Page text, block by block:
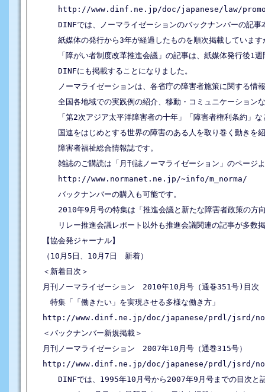
http://www.dinf.ne.jp/doc/japanese/law/
DINFでは、ノーマライゼーションのバックナンバーの記事
紙媒体の発行から3年が経過したものを順次掲載しています
「障がい者制度改革推進会議」の記事は、紙媒体発行後1週
DINFにも掲載することになりました。
ノーマライゼーションは、各省庁の障害者施策に関する情
全国各地域での実践例の紹介、移動・コミュニケーション
「第2次アジア太平洋障害者の十年」「障害者権利条約」な
国連をはじめとする世界の障害のある人を取り巻く動きを
障害者福祉総合情報誌です。
雑誌のご購読は「月刊誌ノーマライゼーション」のページ
http://www.normanet.ne.jp/~info/m_norma/
バックナンバーの購入も可能です。
2010年9月号の特集は「推進会議と新たな障害者政策の方
リレー推進会議レポート以外も推進会議関連の記事が多数
【協会発ジャーナル】
（10月5日、10月7日　新着）
＜新着目次＞
月刊ノーマライゼーション　2010年10月号（通巻351号)目次
特集「「働きたい」を実現させる多様な働き方」
http://www.dinf.ne.jp/doc/japanese/prdl/jsrd/
＜バックナンバー新規掲載＞
月刊ノーマライゼーション　2007年10月号（通巻315号）
http://www.dinf.ne.jp/doc/japanese/prdl/jsrd/
DINFでは、1995年10月号から2007年9月号までの目次と